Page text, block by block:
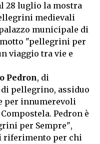
28 luglio la mostra
medievali
municipale di
"pellegrini per
viaggio tra vie e
Pedron, di
pellegrino, assiduo
per innumerevoli
Pedron è
per Sempre",
riferimento per chi